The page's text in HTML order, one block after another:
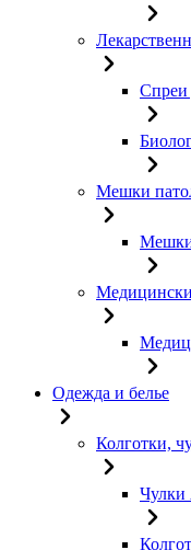
Спреи
Мешки
Мешки
Одежда и белье
Колготки,
Чулки